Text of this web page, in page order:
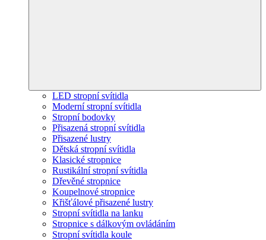
LED stropní svítidla
Moderní stropní svítidla
Stropní bodovky
Přisazená stropní svítidla
Přisazené lustry
Dětská stropní svítidla
Klasické stropnice
Rustikální stropní svítidla
Dřevěné stropnice
Koupelnové stropnice
Křišťálové přisazené lustry
Stropní svítidla na lanku
Stropnice s dálkovým ovládáním
Stropní svítidla koule